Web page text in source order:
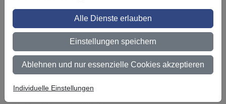
Persönliche Beratung und Betreuung
Keine Mindestbestellmenge
Ab 300 € Nettowarenwert versandkostenfrei (innerhalb
Zertifiziert nach ISO 9001
Alle Dienste erlauben
Einstellungen speichern
Ablehnen und nur essenzielle Cookies akzeptieren
Individuelle Einstellungen